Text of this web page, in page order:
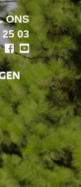
ONS
03